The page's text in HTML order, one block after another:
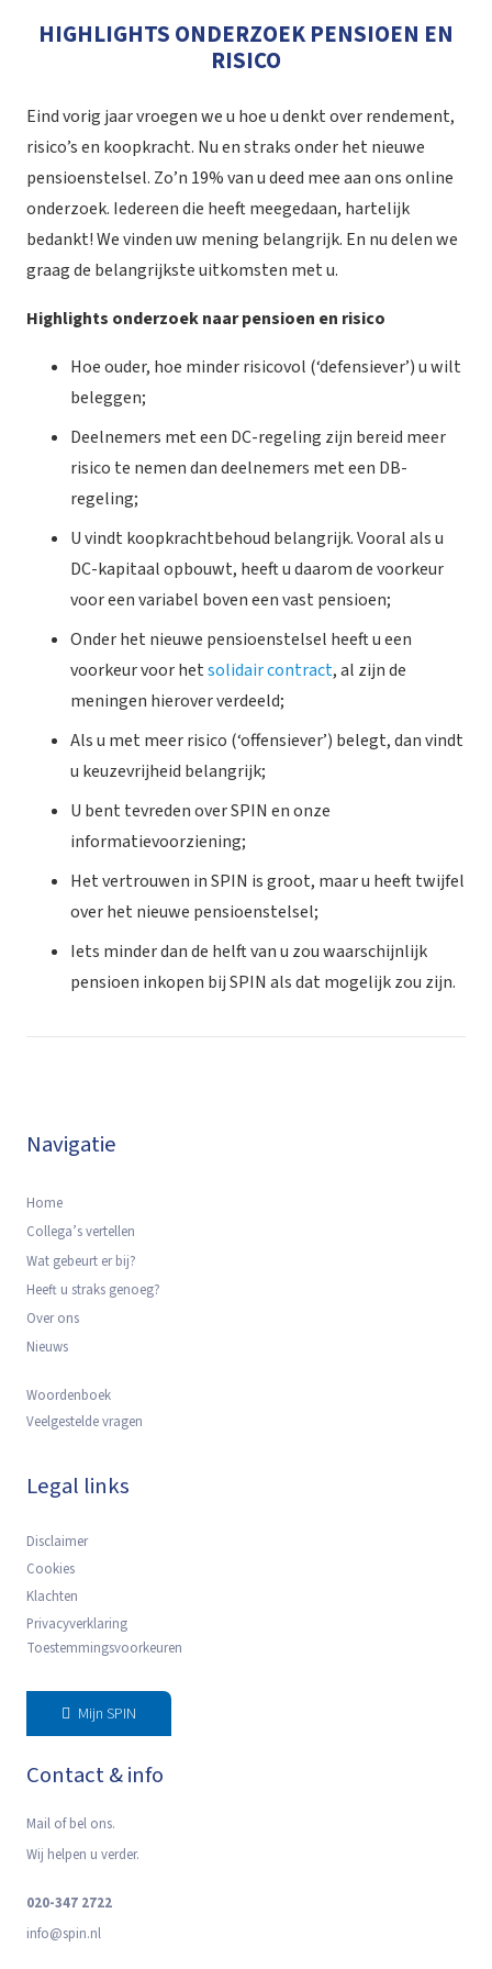
HIGHLIGHTS ONDERZOEK PENSIOEN EN
RISICO
Eind vorig jaar vroegen we u hoe u denkt over rendement,
risico’s en koopkracht. Nu en straks onder het nieuwe
pensioenstelsel. Zo’n 19% van u deed mee aan ons online
onderzoek. Iedereen die heeft meegedaan, hartelijk
bedankt! We vinden uw mening belangrijk. En nu delen we
graag de belangrijkste uitkomsten met u.
Highlights onderzoek naar pensioen en risico
Hoe ouder, hoe minder risicovol (‘defensiever’) u wilt
beleggen;
Deelnemers met een DC-regeling zijn bereid meer
risico te nemen dan deelnemers met een DB-
regeling;
U vindt koopkrachtbehoud belangrijk. Vooral als u
DC-kapitaal opbouwt, heeft u daarom de voorkeur
voor een variabel boven een vast pensioen;
Onder het nieuwe pensioenstelsel heeft u een
voorkeur voor hetsolidair contract, al zijn de
meningen hierover verdeeld;
Als u met meer risico (‘offensiever’) belegt, dan vindt
u keuzevrijheid belangrijk;
U bent tevreden over SPIN en onze
informatievoorziening;
Het vertrouwen in SPIN is groot, maar u heeft twijfel
over het nieuwe pensioenstelsel;
Iets minder dan de helft van u zou waarschijnlijk
pensioen inkopen bij SPIN als dat mogelijk zou zijn.
Navigatie
Home
Collega’s vertellen
Wat gebeurt er bij?
Heeft u straks genoeg?
Over ons
Nieuws
Woordenboek
Veelgestelde vragen
Legal links
Disclaimer
Cookies
Klachten
Privacyverklaring
Toestemmingsvoorkeuren
Mijn SPIN
Contact & info
Mail of bel ons.
Wij helpen u verder.
020-347 2722
info@spin.nl